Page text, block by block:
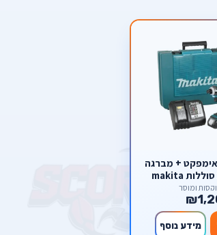
סט נטען 18V אימפקט + מברגה
ומוסך
מידע נוסף